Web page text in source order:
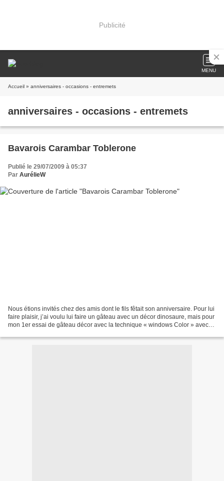
Publicité
MENU
Accueil » anniversaires - occasions - entremets
anniversaires - occasions - entremets
Bavarois Carambar Toblerone
Publié le 29/07/2009 à 05:37
Par AurélieW
Nous étions invités chez des amis dont le fils fêtait son anniversaire. Pour lui
faire plaisir, j’ai voulu lui faire un gâteau avec un décor dinosaure, mais pour
mon 1er essai de gâteau décor avec la technique « windows Color » avec